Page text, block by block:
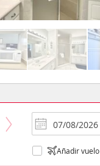
Añadir vuelo